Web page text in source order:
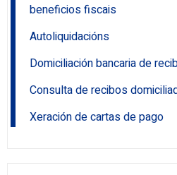
beneficios fiscais
Autoliquidacións
Domiciliación bancaria de
Consulta de recibos
Xeración de cartas de pago